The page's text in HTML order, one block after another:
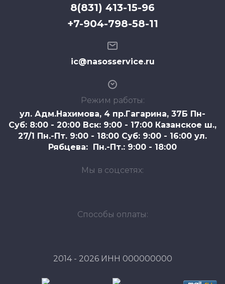
8(831) 413-15-96
+7-904-798-58-11
ic@nasosservice.ru
Режим работы:
ул. Адм.Нахимова, 4 пр.Гагарина, 37Б Пн-
Суб: 8:00 - 20:00 Вск: 9:00 - 17:00 Казанское ш.,
27/1 Пн.-Пт. 9:00 - 18:00 Суб: 9:00 - 16:00 ул.
Рябцева: Пн.-Пт.: 9:00 - 18:00
Мы в соцсетях:
Способы оплаты:
2014 - 2026 ИНН 000000000